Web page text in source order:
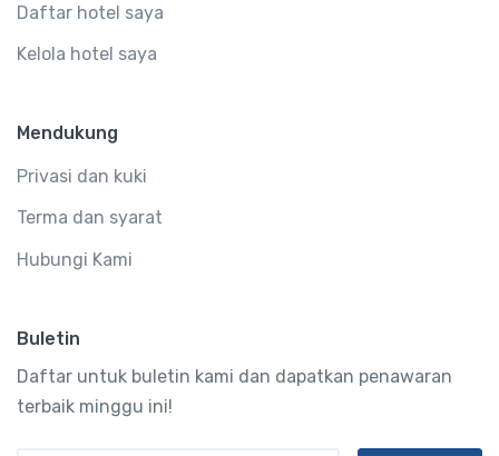
Daftar hotel saya
Kelola hotel saya
Mendukung
Privasi dan kuki
Terma dan syarat
Hubungi Kami
Buletin
Daftar untuk buletin kami dan dapatkan penawaran
terbaik minggu ini!